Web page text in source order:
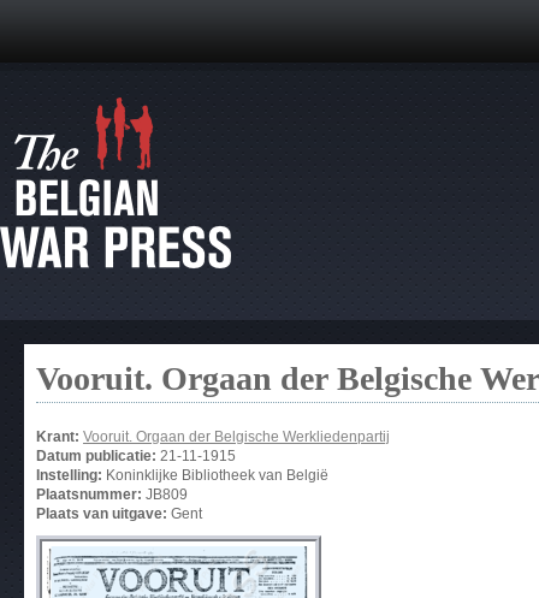
Vooruit. Orgaan der Belgische
Krant: Vooruit. Orgaan der Belgische Werkliedenpartij
Datum publicatie: 21-11-1915
Instelling: Koninklijke Bibliotheek van België
Plaatsnummer: JB809
Plaats van uitgave: Gent